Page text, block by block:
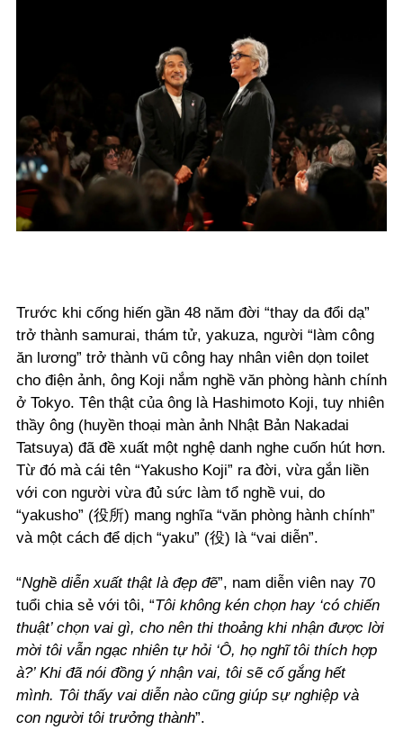
Trước khi cống hiến gần 48 năm đời “thay da đổi dạ”
trở thành samurai, thám tử, yakuza, người “làm công
ăn lương” trở thành vũ công hay nhân viên dọn toilet
cho điện ảnh, ông Koji nắm nghề văn phòng hành chính
ở Tokyo. Tên thật của ông là Hashimoto Koji, tuy nhiên
thầy ông (huyền thoại màn ảnh Nhật Bản Nakadai
Tatsuya) đã đề xuất một nghệ danh nghe cuốn hút hơn.
Từ đó mà cái tên “Yakusho Koji” ra đời, vừa gắn liền
với con người vừa đủ sức làm tổ nghề vui, do
“yakusho” (役所) mang nghĩa “văn phòng hành chính”
và một cách để dịch “yaku” (役) là “vai diễn”.
“Nghề diễn xuất thật là đẹp đẽ”, nam diễn viên nay 70
tuổi chia sẻ với tôi, “Tôi không kén chọn hay ‘có chiến
thuật’ chọn vai gì, cho nên thi thoảng khi nhận được lời
mời tôi vẫn ngạc nhiên tự hỏi ‘Ô, họ nghĩ tôi thích hợp
à?’ Khi đã nói đồng ý nhận vai, tôi sẽ cố gắng hết
mình. Tôi thấy vai diễn nào cũng giúp sự nghiệp và
con người tôi trưởng thành”.